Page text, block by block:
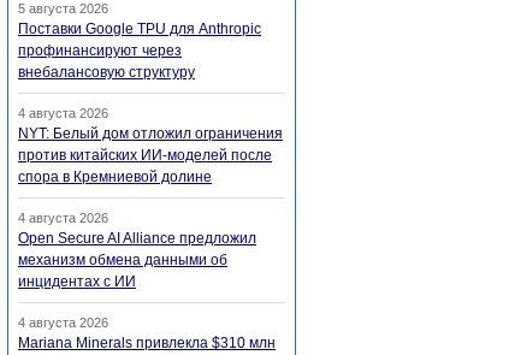
5 августа 2026
Поставки Google TPU для Anthropic
профинансируют через
внебалансовую структуру
4 августа 2026
NYT: Белый дом отложил ограничения
против китайских ИИ-моделей после
спора в Кремниевой долине
4 августа 2026
Open Secure AI Alliance предложил
механизм обмена данными об
инцидентах с ИИ
4 августа 2026
Mariana Minerals привлекла $310 млн